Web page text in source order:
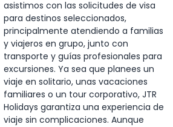
asistimos con las solicitudes de visa
para destinos seleccionados,
principalmente atendiendo a familias
y viajeros en grupo, junto con
transporte y guías profesionales para
excursiones. Ya sea que planees un
viaje en solitario, unas vacaciones
familiares o un tour corporativo, JTR
Holidays garantiza una experiencia de
viaje sin complicaciones. Aunque